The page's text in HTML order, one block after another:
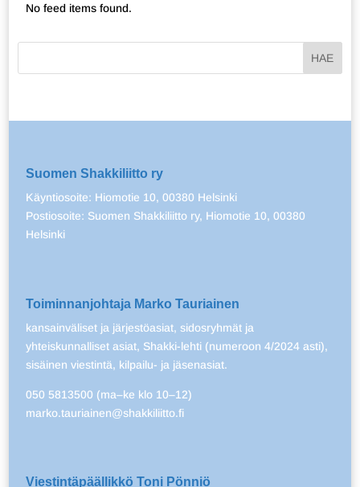
No feed items found.
Suomen Shakkiliitto ry
Käyntiosoite: Hiomotie 10, 00380 Helsinki
Postiosoite: Suomen Shakkiliitto ry, Hiomotie 10, 00380
Helsinki
Toiminnanjohtaja Marko Tauriainen
kansainväliset ja järjestöasiat, sidosryhmät ja
yhteiskunnalliset asiat, Shakki-lehti (numeroon 4/2024 asti),
sisäinen viestintä, kilpailu- ja jäsenasiat.
050 5813500 (ma–ke klo 10–12)
marko.tauriainen@shakkiliitto.fi
Viestintäpäällikkö Toni Pönniö